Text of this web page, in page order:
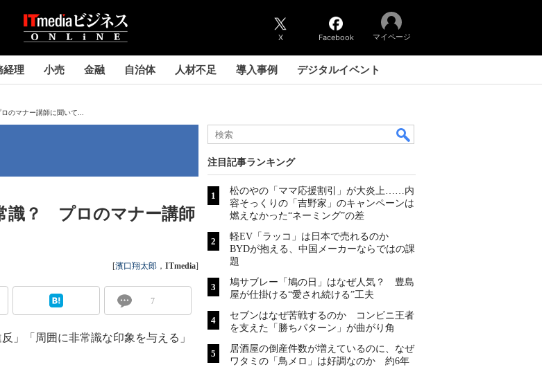
X Facebook マイページ
経理 小売 金融 自治体 人材不足 導入事例 デジタルイベント
のマナー講師に聞いて...
識？ プロのマナー講師
[濱口翔太郎 ， ITmedia]
7
」「周囲に非常識な印象を与える」
注目記事ランキング
松のやの「ママ応援割引」が大炎上……内
容そっくりの「吉野家」のキャンペーンは
燃えなかった“ネーミング”の差
軽EV「ラッコ」は日本で売れるのか
BYDが抱える、中国メーカーならではの課
題
鳩サブレー「鳩の日」はなぜ人気？ 豊島
屋が仕掛ける“愛され続ける”工夫
セブンはなぜ苦戦するのか コンビニ王者
を支えた「勝ちパターン」が曲がり角
居酒屋の倒産件数が増えているのに、なぜ
ワタミの「鳥メロ」は好調なのか 約6年